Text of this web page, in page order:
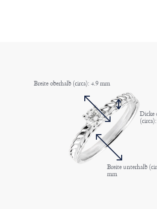
Breite oberhalb (circa): 4.9 mm
Dicke
Breite unterhalb
mm